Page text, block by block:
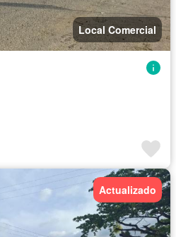
Local Comercial
Actualizado